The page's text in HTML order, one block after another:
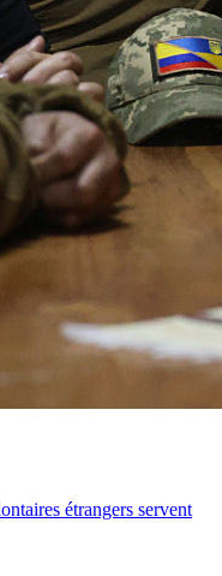
étrangers servent